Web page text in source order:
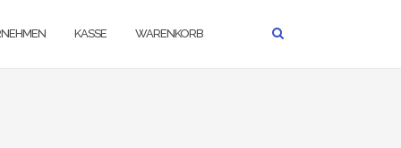
KASSE WARENKORB